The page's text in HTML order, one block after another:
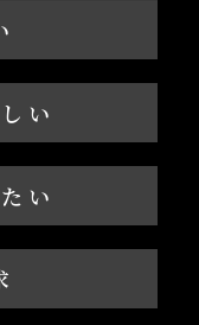
い
い